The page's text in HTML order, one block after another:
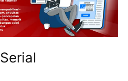
Serial